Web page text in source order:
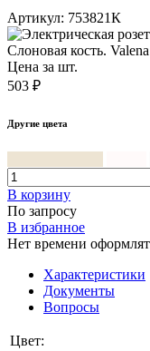
Артикул: 753821К
Цена за шт.
503 ₽
Другие цвета
В корзинy
По запросу
В избранное
Нет времени
Характеристики
Документы
Вопросы
Цвет: